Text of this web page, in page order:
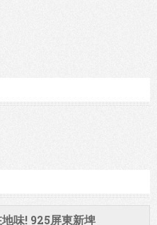
味! 925屏東新埤